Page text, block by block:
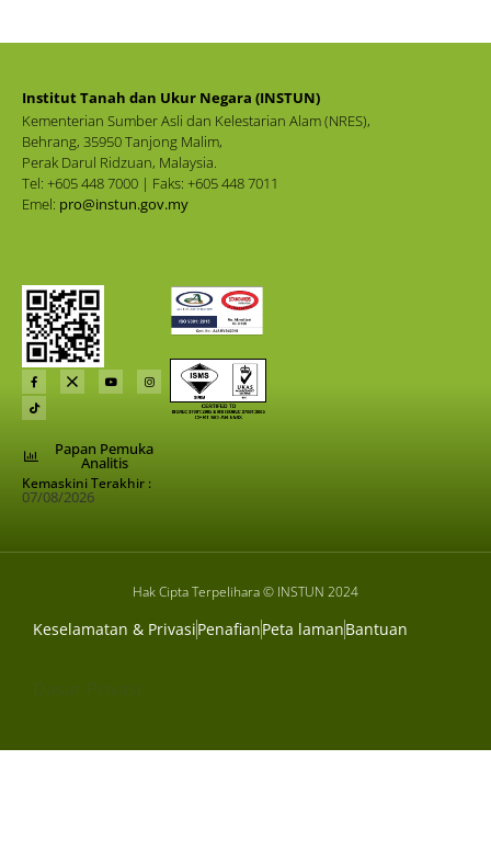
Institut Tanah dan Ukur Negara (INSTUN)
Kementerian Sumber Asli dan Kelestarian Alam (NRES),
Behrang, 35950 Tanjong Malim,
Perak Darul Ridzuan, Malaysia.
Tel: +605 448 7000 | Faks: +605 448 7011
Emel: pro@instun.gov.my
Papan Pemuka
Analitis
Kemaskini Terakhir :
07/08/2026
Hak Cipta Terpelihara © INSTUN 2024
Keselamatan & PrivasiPenafianPeta lamanBantuan